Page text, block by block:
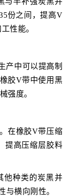
份之间，提高V
性能。
产中可以提高制
胶V带中使用黑
强度。
在橡胶V带压缩
提高压缩层胶料
他种类的炭黑并
与横向刚性。